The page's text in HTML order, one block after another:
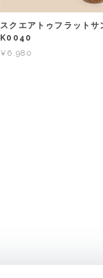
スクエアトゥフラットサ
K0040
¥6,980